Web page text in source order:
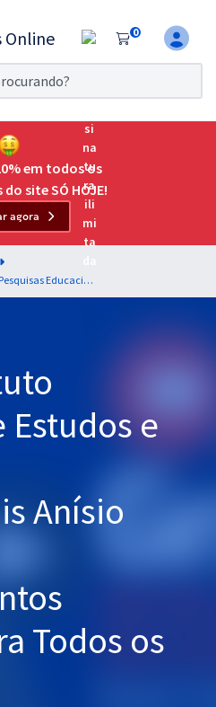
0
por 7 dias!
o Exame da
as principais
em todos os
site SÓ HOJE!
agora
INEP - Instituto Nacional de Estudos e Pesquisas Educacionais Anísio Teixeira - Conhecimentos Comuns para Todos os Cargos
e
Anísio
Todos os